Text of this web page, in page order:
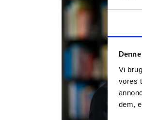
Vi
vores
dem,